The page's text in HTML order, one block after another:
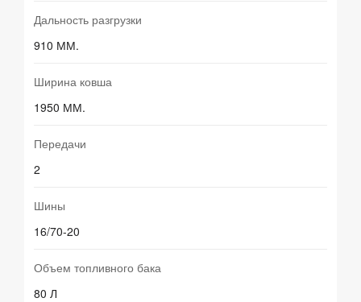
Дальность разгрузки
910 ММ.
Ширина ковша
1950 ММ.
Передачи
2
Шины
16/70-20
Объем топливного бака
80 Л